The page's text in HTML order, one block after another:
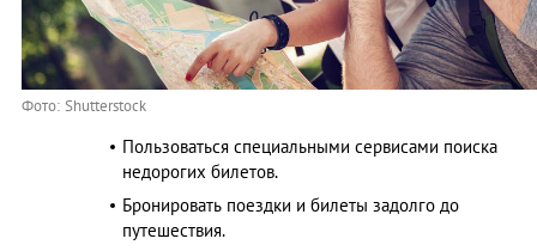
Фото: Shutterstock
Пользоваться специальными сервисами поиска
недорогих билетов.
Бронировать поездки и билеты задолго до
путешествия.